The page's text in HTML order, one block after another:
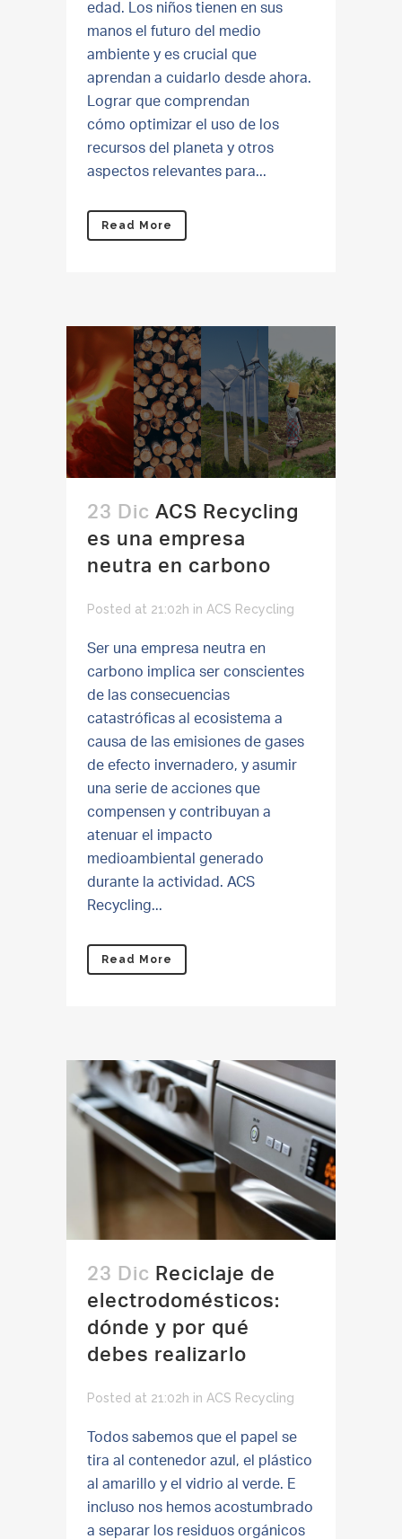
edad. Los niños tienen en sus
manos el futuro del medio
ambiente y es crucial que
aprendan a cuidarlo desde ahora.
Lograr que comprendan
cómo optimizar el uso de los
recursos del planeta y otros
aspectos relevantes para...
Read More
23 Dic ACS Recycling
es una empresa
neutra en carbono
Posted at 21:02h in ACS Recycling
Ser una empresa neutra en
carbono implica ser conscientes
de las consecuencias
catastróficas al ecosistema a
causa de las emisiones de gases
de efecto invernadero, y asumir
una serie de acciones que
compensen y contribuyan a
atenuar el impacto
medioambiental generado
durante la actividad. ACS
Recycling...
Read More
23 Dic Reciclaje de
electrodomésticos:
dónde y por qué
debes realizarlo
Posted at 21:02h in ACS Recycling
Todos sabemos que el papel se
tira al contenedor azul, el plástico
al amarillo y el vidrio al verde. E
incluso nos hemos acostumbrado
a separar los residuos orgánicos